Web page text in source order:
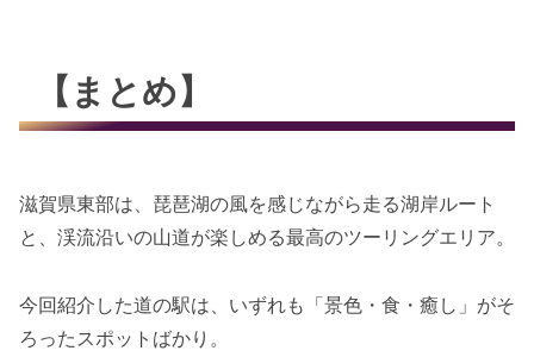
【まとめ】
滋賀県東部は、琵琶湖の風を感じながら走る湖岸ルート
と、渓流沿いの山道が楽しめる最高のツーリングエリア。
今回紹介した道の駅は、いずれも「景色・食・癒し」がそ
ろったスポットばかり。